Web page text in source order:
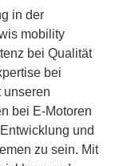
in der
mobility
bei Qualität
bei
unseren
bei E-Motoren
und
zu sein. Mit